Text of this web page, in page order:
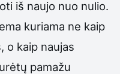
iš naujo nuo nulio.
kuriama ne kaip
o kaip naujas
pamažu